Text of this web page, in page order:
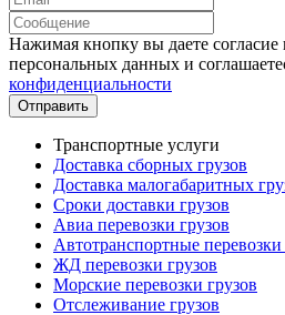
Нажимая кнопку вы даете согласие
персональных данных и
конфиденциальности
Транспортные услуги
Доставка сборных грузов
Доставка малогабаритных
Сроки доставки грузов
Авиа перевозки грузов
Автотранспортные перевозки
ЖД перевозки грузов
Морские перевозки грузов
Отслеживание грузов